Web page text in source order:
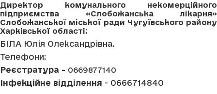
Директор комунального некомерційного
підприємства «Слобожанська лікарня»
Слобожанської міської ради Чугуївського району
Харківської області:
БІЛА Юлія Олександрівна.
Телефони:
Реєстратура - 0669877140
Інфекційне відділення - 0666714840